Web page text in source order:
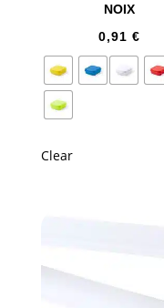
NOIX
0,91 €
Clear